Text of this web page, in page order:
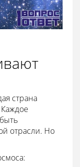
страна
отрасли. Но